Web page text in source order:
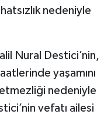
nedeniyle
Nural Destici’nin,
yaşamını
nedeniyle
vefatı ailesi